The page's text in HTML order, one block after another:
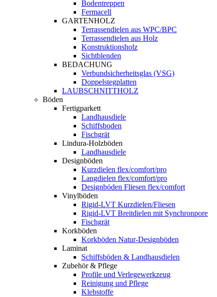
Bodentreppen
Fermacell
GARTENHOLZ
Terrassendielen aus WPC/BPC
Terrassendielen aus Holz
Konstruktionsholz
Sichtblenden
BEDACHUNG
Verbundsicherheitsglas (VSG)
Doppelstegplatten
LAUBSCHNITTHOLZ
Böden
Fertigparkett
Landhausdiele
Schiffsboden
Fischgrät
Lindura-Holzböden
Landhausdiele
Designböden
Kurzdielen flex/comfort/pro
Langdielen flex/comfort/pro
Designböden Fliesen flex/comfort
Vinylböden
Rigid-LVT Kurzdielen/Fliesen
Rigid-LVT Breitdielen mit Synchronpore
Fischgrät
Korkböden
Korkböden Natur-Designböden
Laminat
Schiffsböden & Landhausdielen
Zubehör & Pflege
Profile und Verlegewerkzeug
Reinigung und Pflege
Klebstoffe